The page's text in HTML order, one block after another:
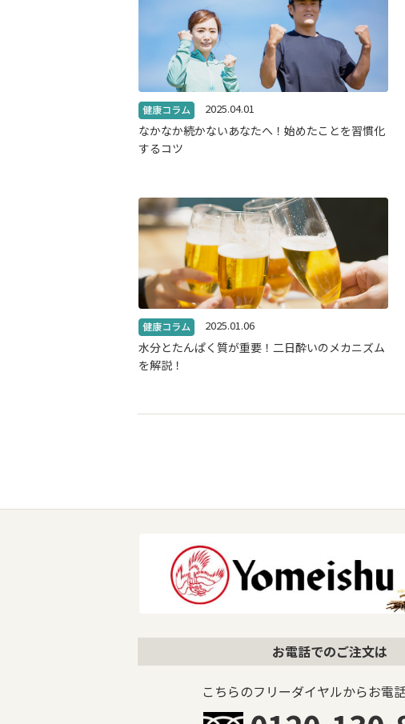
2025.04.01
なかなか続かないあなたへ！始めたことを習慣化
するコツ
2025.01.06
水分とたんぱく質が重要！二日酔いのメカニズム
を解説！
お電話でのご注文は
こちらのフリーダイヤルからお電